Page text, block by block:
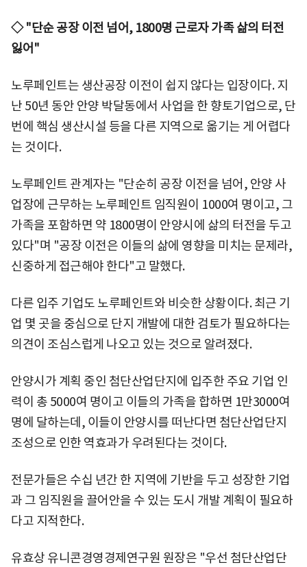
◇ "단순 공장 이전 넘어, 1800명 근로자 가족 삶의 터전
잃어"
노루페인트는 생산공장 이전이 쉽지 않다는 입장이다. 지
난 50년 동안 안양 박달동에서 사업을 한 향토기업으로, 단
번에 핵심 생산시설 등을 다른 지역으로 옮기는 게 어렵다
는 것이다.
노루페인트 관계자는 "단순히 공장 이전을 넘어, 안양 사
업장에 근무하는 노루페인트 임직원이 1000여 명이고, 그
가족을 포함하면 약 1800명이 안양시에 삶의 터전을 두고
있다"며 "공장 이전은 이들의 삶에 영향을 미치는 문제라,
신중하게 접근해야 한다"고 말했다.
다른 입주 기업도 노루페인트와 비슷한 상황이다. 최근 기
업 몇 곳을 중심으로 단지 개발에 대한 검토가 필요하다는
의견이 조심스럽게 나오고 있는 것으로 알려졌다.
안양시가 계획 중인 첨단산업단지에 입주한 주요 기업 인
력이 총 5000여 명이고 이들의 가족을 합하면 1만3000여
명에 달하는데, 이들이 안양시를 떠난다면 첨단산업단지
조성으로 인한 역효과가 우려된다는 것이다.
전문가들은 수십 년간 한 지역에 기반을 두고 성장한 기업
과 그 임직원을 끌어안을 수 있는 도시 개발 계획이 필요하
다고 지적한다.
유효상 유니콘경영경제연구원 원장은 "우선 첨단산업단